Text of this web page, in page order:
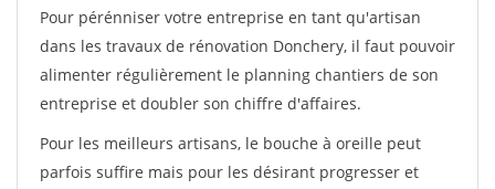
Pour pérénniser votre entreprise en tant qu'artisan
dans les travaux de rénovation Donchery, il faut pouvoir
alimenter régulièrement le planning chantiers de son
entreprise et doubler son chiffre d'affaires.
Pour les meilleurs artisans, le bouche à oreille peut
parfois suffire mais pour les désirant progresser et